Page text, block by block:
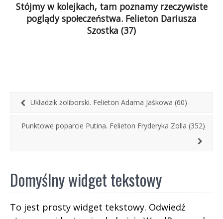
Stójmy w kolejkach, tam poznamy rzeczywiste
poglądy społeczeństwa. Felieton Dariusza
Szostka (37)
ratujcie ten kraj…
Układzik żoliborski. Felieton Adama Jaśkowa (60)
Punktowe poparcie Putina. Felieton Fryderyka Zolla (352)
Domyślny widget tekstowy
To jest prosty widget tekstowy. Odwiedź